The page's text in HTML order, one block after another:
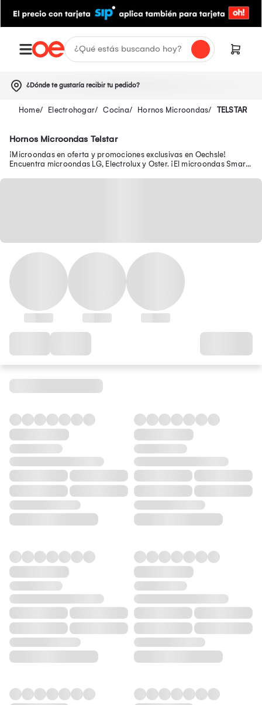
¿Dónde te gustaría recibir tu pedido?
Electrohogar Cocina Hornos Microondas TELSTAR
Hornos Microondas Telstar
¡Microondas en oferta y promociones exclusivas en Oechsle!
Encuentra microondas LG, Electrolux y Oster. ¡El microondas Smart